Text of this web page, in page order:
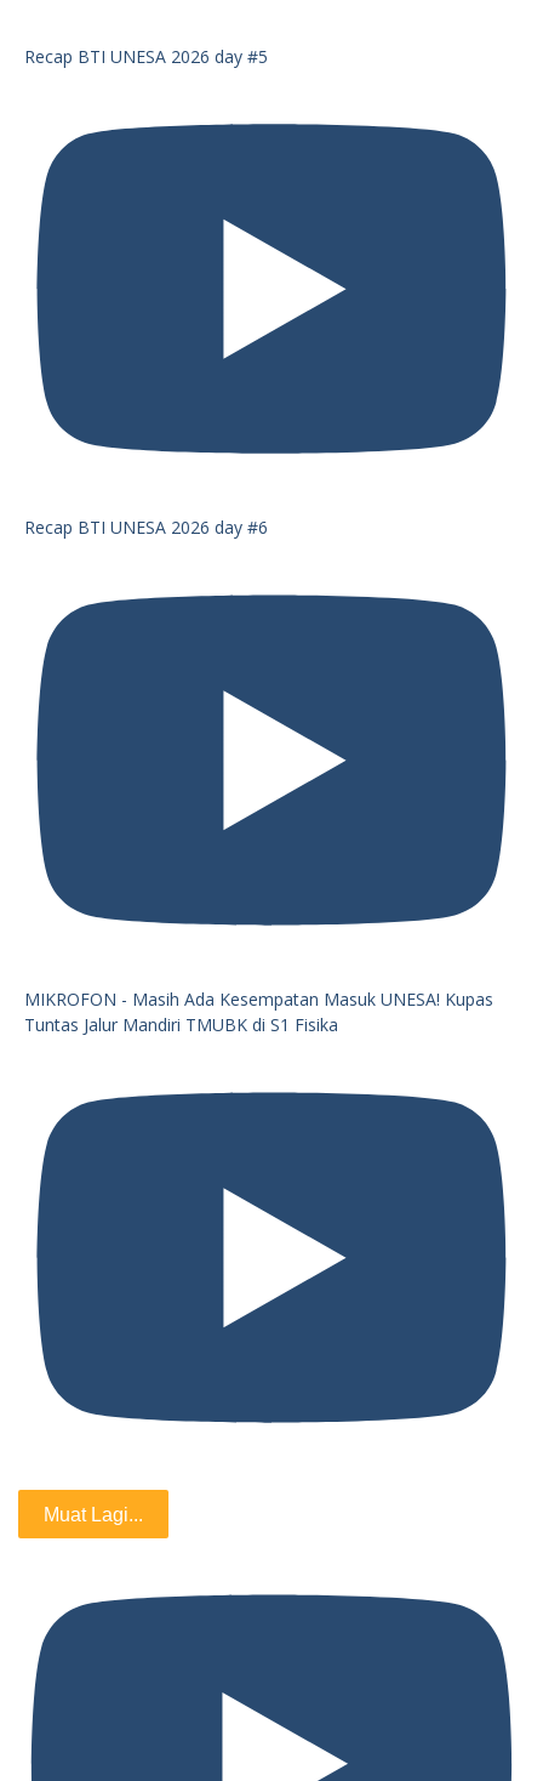
Recap BTI UNESA 2026 day #5
Recap BTI UNESA 2026 day #6
MIKROFON - Masih Ada Kesempatan Masuk UNESA! Kupas
Tuntas Jalur Mandiri TMUBK di S1 Fisika
Muat Lagi...